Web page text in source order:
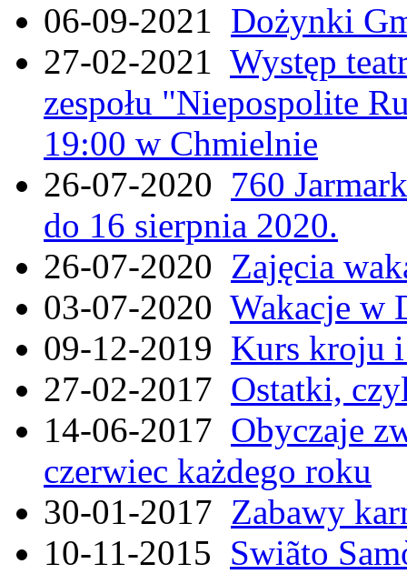
06-09-2021 Dożynki
27-02-2021 Występ
zespołu "Niepospolite
19:00 w Chmielnie
26-07-2020 760
do 16 sierpnia 2020.
26-07-2020 Zajęcia
03-07-2020 Wakacje w
09-12-2019 Kurs kroju i
27-02-2017 Ostatki,
14-06-2017 Obyczaje
czerwiec każdego roku
30-01-2017 Zabawy
10-11-2015 Swiãto